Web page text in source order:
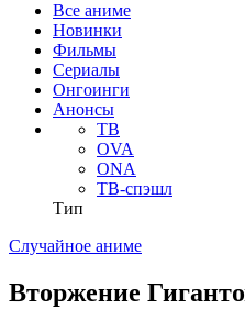
Все аниме
Новинки
Фильмы
Сериалы
Онгоинги
Анонсы
ТВ
OVA
ONA
ТВ-спэшл
Тип
Случайное аниме
Вторжение